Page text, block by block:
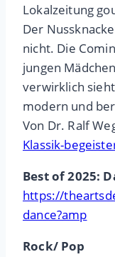
Lokalzeitung
Der
nicht. Die
jungen
verwirklich
modern und
Von Dr. Ralf
Klassik-
Best of 2025:
https://
dance?amp
Rock/ Pop